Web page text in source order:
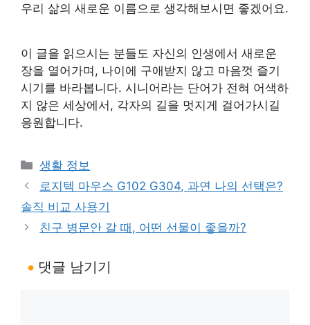
우리 삶의 새로운 이름으로 생각해보시면 좋겠어요.
이 글을 읽으시는 분들도 자신의 인생에서 새로운
장을 열어가며, 나이에 구애받지 않고 마음껏 즐기
시기를 바라봅니다. 시니어라는 단어가 전혀 어색하
지 않은 세상에서, 각자의 길을 멋지게 걸어가시길
응원합니다.
카
테
리
생활 정보
로지텍 마우스 G102 G304, 과연 나의 선택은?
솔직 비교 사용기
친구 병문안 갈 때, 어떤 선물이 좋을까?
댓글 남기기